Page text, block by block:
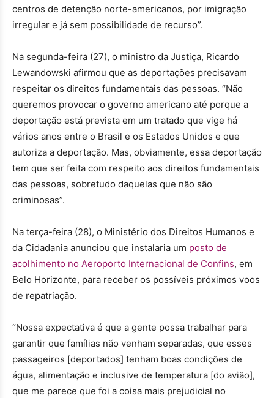
centros de detenção norte-americanos, por imigração
irregular e já sem possibilidade de recurso”.
Na segunda-feira (27), o ministro da Justiça, Ricardo
Lewandowski afirmou que as deportações precisavam
respeitar os direitos fundamentais das pessoas. “Não
queremos provocar o governo americano até porque a
deportação está prevista em um tratado que vige há
vários anos entre o Brasil e os Estados Unidos e que
autoriza a deportação. Mas, obviamente, essa deportação
tem que ser feita com respeito aos direitos fundamentais
das pessoas, sobretudo daquelas que não são
criminosas”.
Na terça-feira (28), o Ministério dos Direitos Humanos e
da Cidadania anunciou que instalaria um posto de
acolhimento no Aeroporto Internacional de Confins, em
Belo Horizonte, para receber os possíveis próximos voos
de repatriação.
“Nossa expectativa é que a gente possa trabalhar para
garantir que famílias não venham separadas, que esses
passageiros [deportados] tenham boas condições de
água, alimentação e inclusive de temperatura [do avião],
que me parece que foi a coisa mais prejudicial no